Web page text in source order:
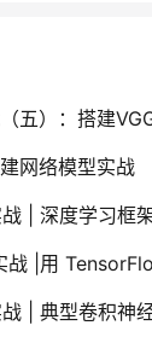
五）：搭建
网络模型实战
| 深度学习框
战 |用
| 典型卷积神